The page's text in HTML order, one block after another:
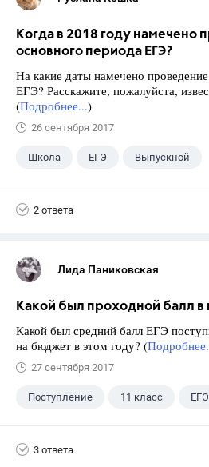
Когда в 2018 году намечено
основного периода ЕГЭ?
На какие даты намечено
ЕГЭ? Расскажите, пожалуйста,
(Подробнее...)
26 сентября 2017
Школа ЕГЭ Выпускной
2 ответа
Лида Паниковская
Какой был проходной балл в
Какой был средний балл ЕГЭ
на бюджет в этом году? (
27 сентября 2017
Поступление 11 класс ЕГЭ
3 ответа